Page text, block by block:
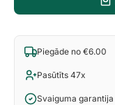
Piegāde no €6.00
Pasūtīts 47x
Svaiguma garantija